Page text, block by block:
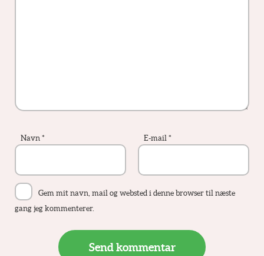
Navn * E-mail *
Gem mit navn, mail og websted i denne browser til næste
gang jeg kommenterer.